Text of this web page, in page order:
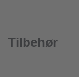
Tilbehør